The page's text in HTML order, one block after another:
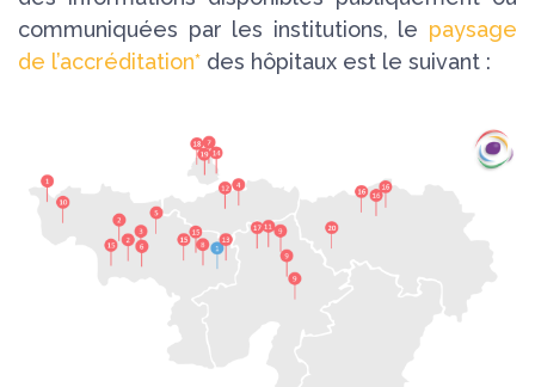
communiquées par les institutions, le paysage
de l’accréditation* des hôpitaux est le suivant :